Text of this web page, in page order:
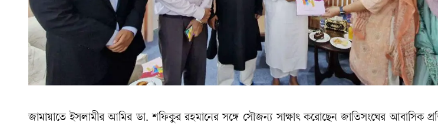
জামায়াতে ইসলামীর আমির ডা. শফিকুর রহমানের সঙ্গে সৌজন্য সাক্ষাৎ করোছেন জাতিসংঘের আবাসিক